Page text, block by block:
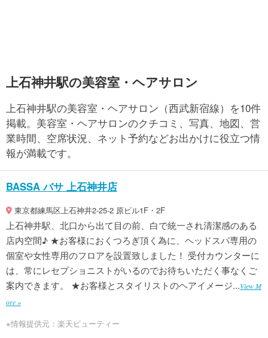
上石神井駅の美容室・ヘアサロン
上石神井駅の美容室・ヘアサロン（西武新宿線）を10件
掲載。美容室・ヘアサロンのクチコミ、写真、地図、営
業時間、空席状況、ネット予約などお出かけに役立つ情
報が満載です。
BASSA バサ 上石神井店
東京都練馬区上石神井2-25-2 原ビル1F・2F
上石神井駅、北口から出て目の前、白で統一され清潔感のある
店内空間♪ ★お客様におくつろぎ頂く為に、ヘッドスパ専用の
個室や女性専用のフロアを設置致しました！ 受付カウンターに
は、常にレセプショニストがいるのでお待ちいただく事なくご
案内できます。 ★お客様とスタイリストのヘアイメージ...View M
ore »
※情報提供元：楽天ビューティー